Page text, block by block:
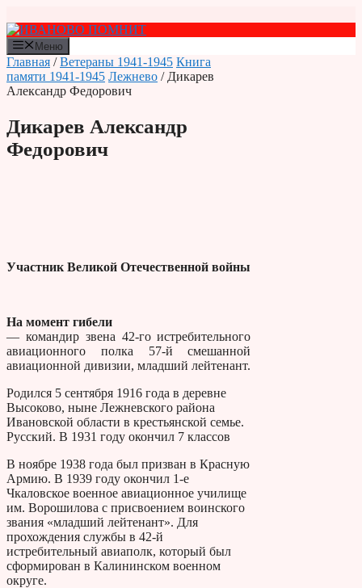
к
содержимому
Меню
Главная /Ветераны 1941-1945 Книга
памяти 1941-1945 Лежнево / Дикарев
Александр Федорович
Дикарев Александр
Федорович
Участник Великой Отечественной войны
На момент гибели
— командир звена 42-го истребительного
авиационного полка 57-й смешанной
авиационной дивизии, младший лейтенант.
Родился 5 сентября 1916 года в деревне
Высоково, ныне Лежневского района
Ивановской области в крестьянской семье.
Русский. В 1931 году окончил 7 классов
В ноябре 1938 года был призван в Красную
Армию. В 1939 году окончил 1-е
Чкаловское военное авиационное училище
им. Ворошилова с присвоением воинского
звания «младший лейтенант». Для
прохождения службы в 42-й
истребительный авиаполк, который был
сформирован в Калининском военном
округе.